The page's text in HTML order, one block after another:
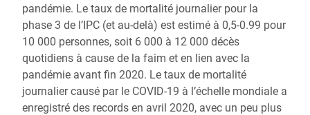
pandémie. Le taux de mortalité journalier pour la
phase 3 de l’IPC (et au-delà) est estimé à 0,5-0.99 pour
10 000 personnes, soit 6 000 à 12 000 décès
quotidiens à cause de la faim et en lien avec la
pandémie avant fin 2020. Le taux de mortalité
journalier causé par le COVID-19 à l’échelle mondiale a
enregistré des records en avril 2020, avec un peu plus